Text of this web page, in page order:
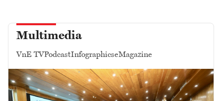
Multimedia
VnE TVPodcastInfographicseMagazine